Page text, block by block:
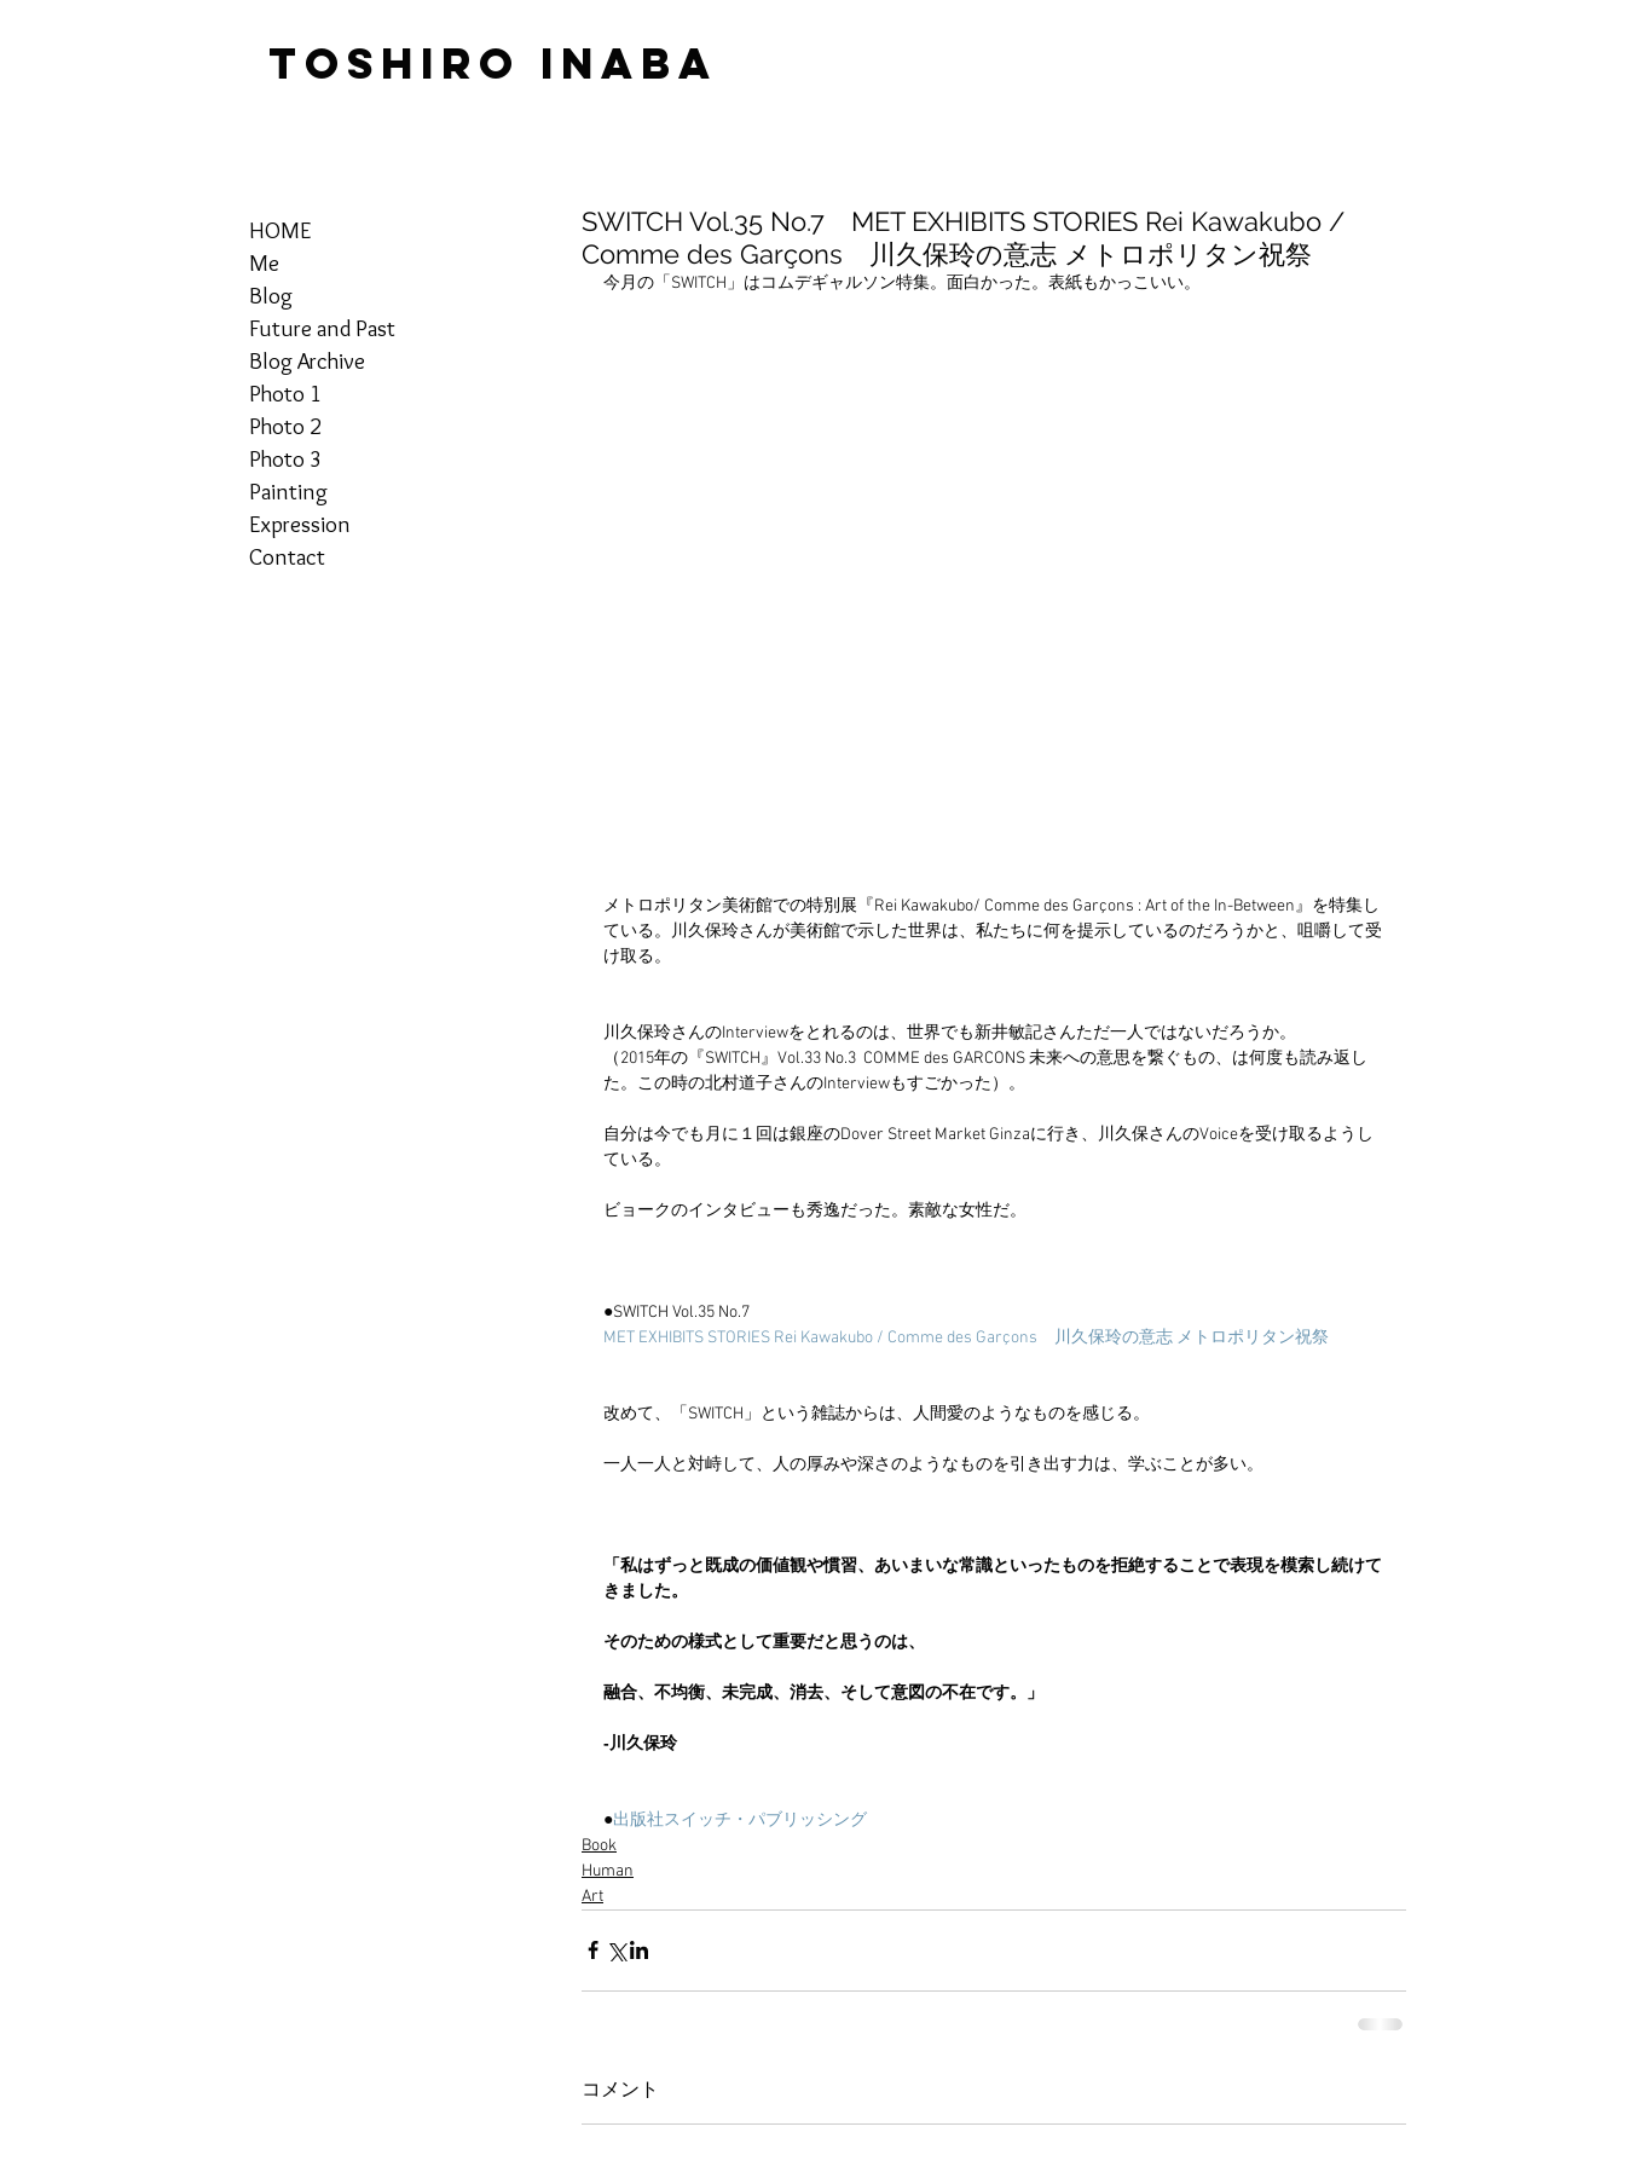
TOSHIRO INABA
SWITCH Vol.35 No.7 MET EXHIBITS STORIES Rei Kawakubo /
Comme des Garçons 川久保玲の意志 メトロポリタン祝祭
今月の「SWITCH」はコムデギャルソン特集。面白かった。表紙もかっこいい。
メトロポリタン美術館での特別展『Rei Kawakubo/ Comme des Garçons : Art of the In-Between』を特集し
ている。川久保玲さんが美術館で示した世界は、私たちに何を提示しているのだろうかと、咀嚼して受
け取る。
川久保玲さんのInterviewをとれるのは、世界でも新井敏記さんただ一人ではないだろうか。
（2015年の『SWITCH』Vol.33 No.3  COMME des GARCONS 未来への意思を繋ぐもの、は何度も読み返し
た。この時の北村道子さんのInterviewもすごかった）。
自分は今でも月に１回は銀座のDover Street Market Ginzaに行き、川久保さんのVoiceを受け取るようし
ている。
ビョークのインタビューも秀逸だった。素敵な女性だ。
●SWITCH Vol.35 No.7
MET EXHIBITS STORIES Rei Kawakubo / Comme des Garçons　川久保玲の意志 メトロポリタン祝祭
改めて、「SWITCH」という雑誌からは、人間愛のようなものを感じる。
一人一人と対峙して、人の厚みや深さのようなものを引き出す力は、学ぶことが多い。
「私はずっと既成の価値観や慣習、あいまいな常識といったものを拒絶することで表現を模索し続けて
きました。
そのための様式として重要だと思うのは、
融合、不均衡、未完成、消去、そして意図の不在です。」
‐川久保玲
●出版社スイッチ・パブリッシング
Book
Human
Art
コメント
HOME
Me
Blog
Future and Past
Blog Archive
Photo 1
Photo 2
Photo 3
Painting
Expression
Contact